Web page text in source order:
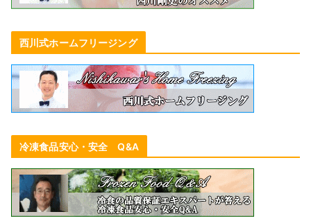
西川式ホームフリージング
冷凍食品安心・安全 Q&A